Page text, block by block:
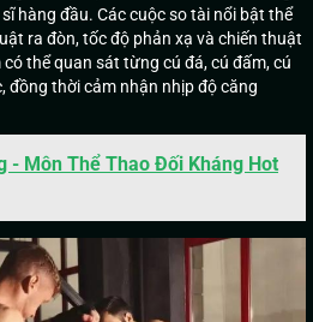
hàng đầu. Các cuộc so tài nổi bật thể
ra đòn, tốc độ phản xạ và chiến thuật
thể quan sát từng cú đá, cú đấm, cú
đồng thời cảm nhận nhịp độ căng
- Môn Thể Thao Đối Kháng Hot